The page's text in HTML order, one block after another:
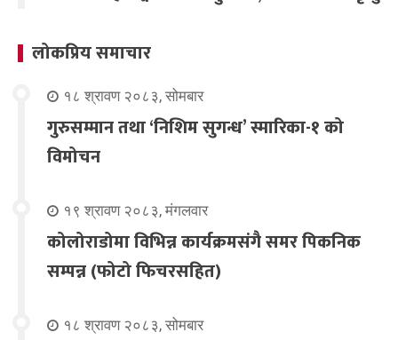
लोकप्रिय समाचार
१८ श्रावण २०८३, सोमबार
गुरुसम्मान तथा ‘निशिम सुगन्ध’ स्मारिका-१ को
विमोचन
१९ श्रावण २०८३, मंगलवार
कोलोराडोमा विभिन्न कार्यक्रमसंगै समर पिकनिक
सम्पन्न (फोटो फिचरसहित)
१८ श्रावण २०८३, सोमबार